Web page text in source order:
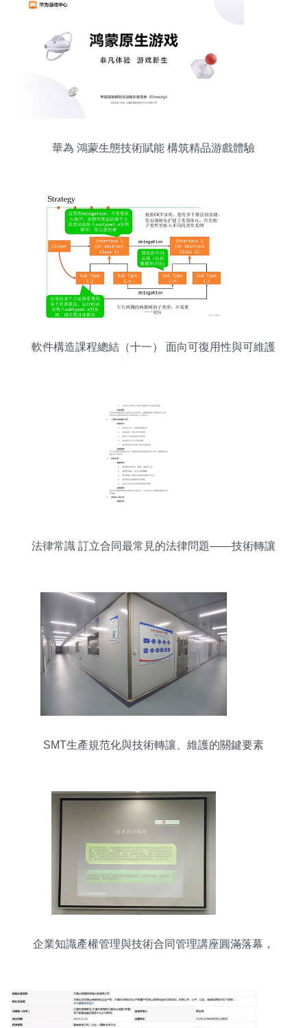
華為 鴻蒙生態技術賦能 構筑精品游戲體驗
軟件構造課程總結（十一） 面向可復用性與可維護
法律常識 訂立合同最常見的法律問題——技術轉讓
SMT生產規范化與技術轉讓、維護的關鍵要素
企業知識產權管理與技術合同管理講座圓滿落幕，